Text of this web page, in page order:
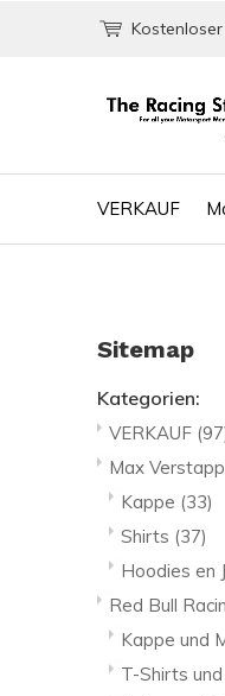
VERKAUF
Sitemap
Kategorien:
VERKAUF
Max
Kappe (33)
Shirts (37)
Hoodies en
Red Bull
Kappe und
T-Shirts